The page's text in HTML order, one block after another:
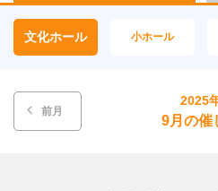
文化ホール 小ホール
前月
2025
9月の催